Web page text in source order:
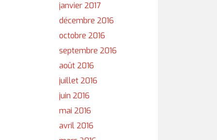
janvier 2017
décembre 2016
octobre 2016
septembre 2016
août 2016
juillet 2016
juin 2016
mai 2016
avril 2016